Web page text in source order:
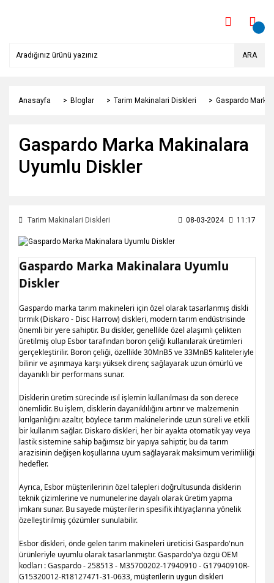
ARA
Anasayfa Bloglar Tarim Makinalari Diskleri Gaspardo
Gaspardo Marka Makinalara
Uyumlu Diskler
Tarim Makinalari Diskleri 08-03-2024 11:17
Gaspardo Marka Makinalara Uyumlu
Diskler
Gaspardo marka tarım makineleri için özel olarak tasarlanmış diskli
tırmık (Diskaro - Disc Harrow) diskleri, modern tarım endüstrisinde
önemli bir yere sahiptir. Bu diskler, genellikle özel alaşımlı çelikten
üretilmiş olup Esbor tarafından boron çeliği kullanılarak üretimleri
gerçekleştirilir. Boron çeliği, özellikle 30MnB5 ve 33MnB5 kaliteleriyle
bilinir ve aşınmaya karşı yüksek direnç sağlayarak uzun ömürlü ve
dayanıklı bir performans sunar.
Disklerin üretim sürecinde ısıl işlemin kullanılması da son derece
önemlidir. Bu işlem, disklerin dayanıklılığını artırır ve malzemenin
kırılganlığını azaltır, böylece tarım makinelerinde uzun süreli ve etkili
bir kullanım sağlar. Diskaro diskleri, her bir ayakta otomatik yay veya
lastik sistemine sahip bağımsız bir yapıya sahiptir, bu da tarım
arazisinin değişen koşullarına uyum sağlayarak maksimum verimliliği
hedefler.
Ayrıca, Esbor müşterilerinin özel talepleri doğrultusunda disklerin
teknik çizimlerine ve numunelerine dayalı olarak üretim yapma
imkanı sunar. Bu sayede müşterilerin spesifik ihtiyaçlarına yönelik
özelleştirilmiş çözümler sunulabilir.
Esbor diskleri, önde gelen tarım makineleri üreticisi Gaspardo'nun
ürünleriyle uyumlu olarak tasarlanmıştır. Gaspardo'ya özgü OEM
kodları : Gaspardo - 258513 - M35700202-17940910 - G17940910R-
G15320012-R18127471-31-0633, müşterilerin uygun diskleri